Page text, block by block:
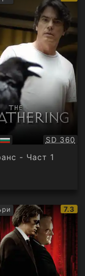
SD 360
- Част 1
IMDb
7.3